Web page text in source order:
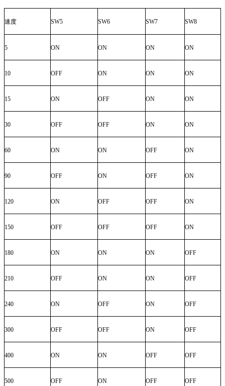
速度 SW5 SW6 SW7 SW8
5 ON ON ON ON
10 OFF ON ON ON
15 ON OFF ON ON
30 OFF OFF ON ON
60 ON ON OFF ON
90 OFF ON OFF ON
120 ON OFF OFF ON
150 OFF OFF OFF ON
180 ON ON ON OFF
210 OFF ON ON OFF
240 ON OFF ON OFF
300 OFF OFF ON OFF
400 ON ON OFF OFF
500 OFF ON OFF OFF